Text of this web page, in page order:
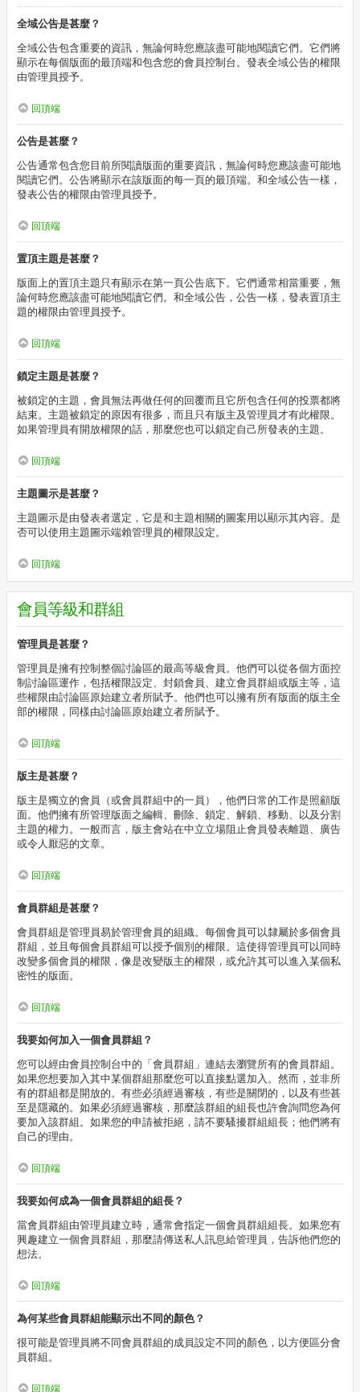
全域公告是甚麼？
全域公告包含重要的資訊，無論何時您應該盡可能地閱讀它們。它們將
顯示在每個版面的最頂端和包含您的會員控制台。發表全域公告的權限
由管理員授予。
回頂端
公告是甚麼？
公告通常包含您目前所閱讀版面的重要資訊，無論何時您應該盡可能地
閱讀它們。公告將顯示在該版面的每一頁的最頂端。和全域公告一樣，
發表公告的權限由管理員授予。
回頂端
置頂主題是甚麼？
版面上的置頂主題只有顯示在第一頁公告底下。它們通常相當重要，無
論何時您應該盡可能地閱讀它們。和全域公告，公告一樣，發表置頂主
題的權限由管理員授予。
回頂端
鎖定主題是甚麼？
被鎖定的主題，會員無法再做任何的回覆而且它所包含任何的投票都將
結束。主題被鎖定的原因有很多，而且只有版主及管理員才有此權限。
如果管理員有開放權限的話，那麼您也可以鎖定自己所發表的主題。
回頂端
主題圖示是甚麼？
主題圖示是由發表者選定，它是和主題相關的圖案用以顯示其內容。是
否可以使用主題圖示端賴管理員的權限設定。
回頂端
會員等級和群組
管理員是甚麼？
管理員是擁有控制整個討論區的最高等級會員。他們可以從各個方面控
制討論區運作，包括權限設定、封鎖會員、建立會員群組或版主等，這
些權限由討論區原始建立者所賦予。他們也可以擁有所有版面的版主全
部的權限，同樣由討論區原始建立者所賦予。
回頂端
版主是甚麼？
版主是獨立的會員（或會員群組中的一員），他們日常的工作是照顧版
面。他們擁有所管理版面之編輯、刪除、鎖定、解鎖、移動、以及分割
主題的權力。一般而言，版主會站在中立立場阻止會員發表離題、廣告
或令人厭惡的文章。
回頂端
會員群組是甚麼？
會員群組是管理員易於管理會員的組織。每個會員可以隸屬於多個會員
群組，並且每個會員群組可以授予個別的權限。這使得管理員可以同時
改變多個會員的權限，像是改變版主的權限，或允許其可以進入某個私
密性的版面。
回頂端
我要如何加入一個會員群組？
您可以經由會員控制台中的「會員群組」連結去瀏覽所有的會員群組。
如果您想要加入其中某個群組那麼您可以直接點選加入。然而，並非所
有的群組都是開放的。有些必須經過審核，有些是關閉的，以及有些甚
至是隱藏的。如果必須經過審核，那麼該群組的組長也許會詢問您為何
要加入該群組。如果您的申請被拒絕，請不要騷擾群組組長；他們將有
自己的理由。
回頂端
我要如何成為一個會員群組的組長？
當會員群組由管理員建立時，通常會指定一個會員群組組長。如果您有
興趣建立一個會員群組，那麼請傳送私人訊息給管理員，告訴他們您的
想法。
回頂端
為何某些會員群組能顯示出不同的顏色？
很可能是管理員將不同會員群組的成員設定不同的顏色，以方便區分會
員群組。
回頂端